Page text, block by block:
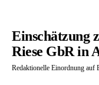
Einschätzung
Riese GbR in
Redaktionelle Einordnung auf